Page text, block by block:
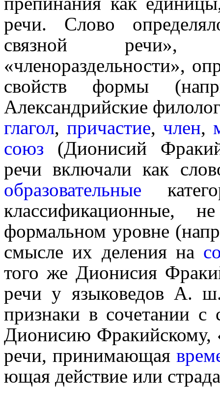
речи. Слово
связной речи»,
«членораздельности»,
свойств формы
Александрийские
глагол, причастие, член,
союз (Дионисий
речи включали как
обра­зо­ва­тель­ные
классифика­ци­он­ные,
формальном уровне
смысле их деления на
того же Дионисия
речи у языковедов А. ш.
признаки в сочетании с
Дионисию Фракийскому,
речи, принимающая
ю­щая действие или